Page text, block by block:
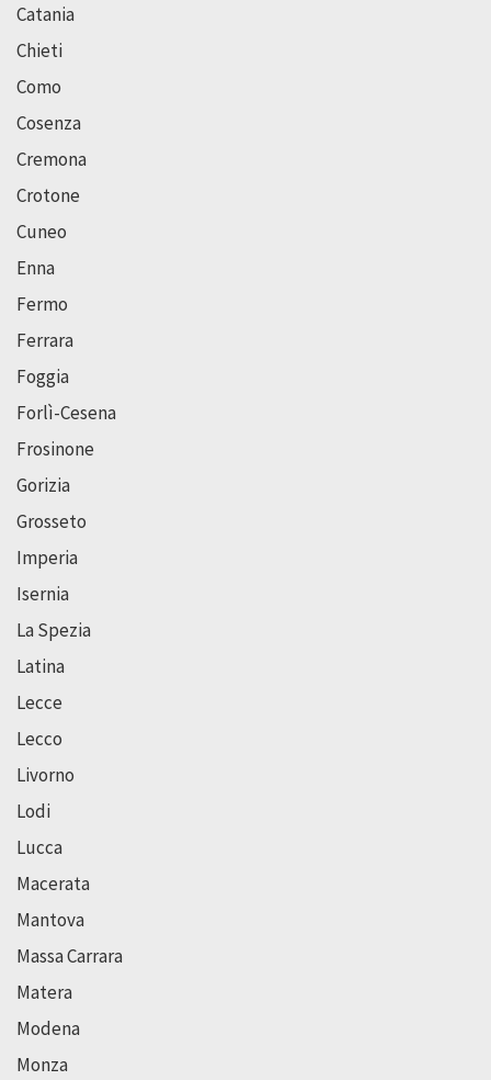
Catania
Chieti
Como
Cosenza
Cremona
Crotone
Cuneo
Enna
Fermo
Ferrara
Foggia
Forlì-Cesena
Frosinone
Gorizia
Grosseto
Imperia
Isernia
La Spezia
Latina
Lecce
Lecco
Livorno
Lodi
Lucca
Macerata
Mantova
Massa Carrara
Matera
Modena
Monza